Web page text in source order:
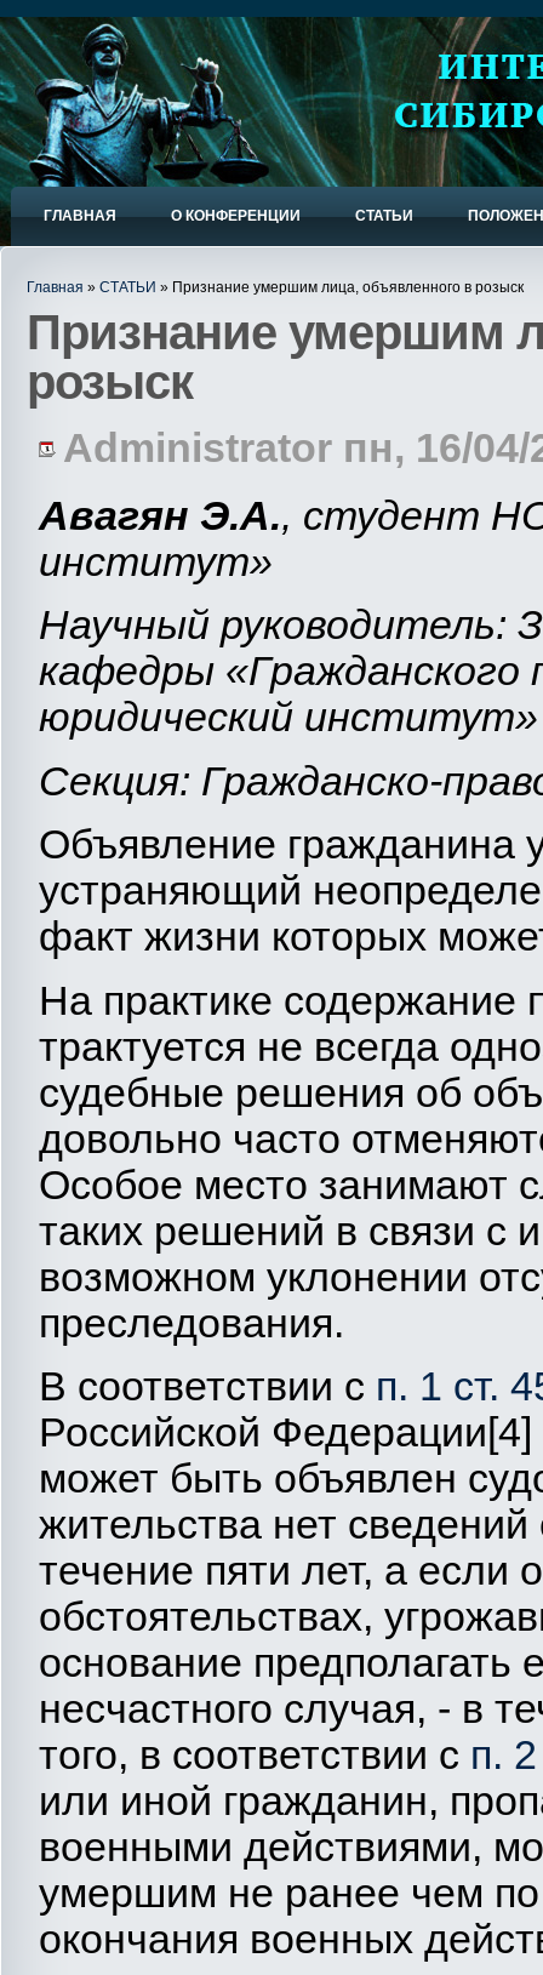
ГЛАВНАЯ О КОНФЕРЕНЦИИ СТАТЬИ
Главная » СТАТЬИ » Признание умершим лица, объявленного в розыск
Признание умершим
розыск
Administrator пн, 16/04/
Авагян Э.А., студент
институт»
Научный руководитель:
кафедры
юридический институт»
Секция: Гражданско-
Объявление гражданина
устраняющий
факт жизни которых
На практике содержание
трактуется не всегда
судебные решения об
довольно часто
Особое место занимают
таких решений в связи
возможном уклонении
преследования.
В соответствии с п. 1 ст.
Российской
может быть объявлен
жительства нет
течение пяти лет, а если
обстоятельствах,
основание предполагать
несчастного случая, - в
того, в соответствии с п.
или иной гражданин,
военными действиями,
умершим не ранее чем по
окончания военных